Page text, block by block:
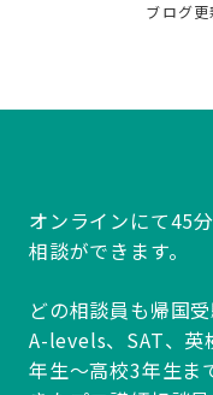
ブログ
オンラインにて45
相談ができます。
どの相談員も帰国
A-levels、SAT、英
年生～高校3年生ま